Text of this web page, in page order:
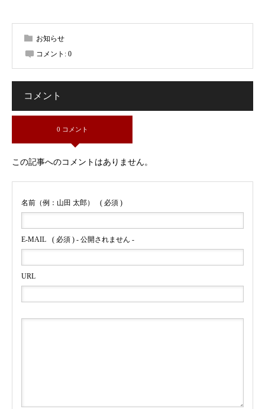
お知らせ
コメント: 0
コメント
0 コメント
この記事へのコメントはありません。
名前（例：山田 太郎） ( 必須 )
E-MAIL ( 必須 ) - 公開されません -
URL